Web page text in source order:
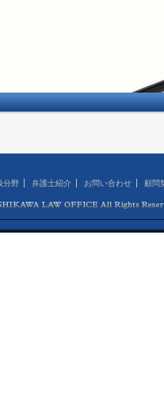
分野 弁護士紹介 お問い合わせ 顧問